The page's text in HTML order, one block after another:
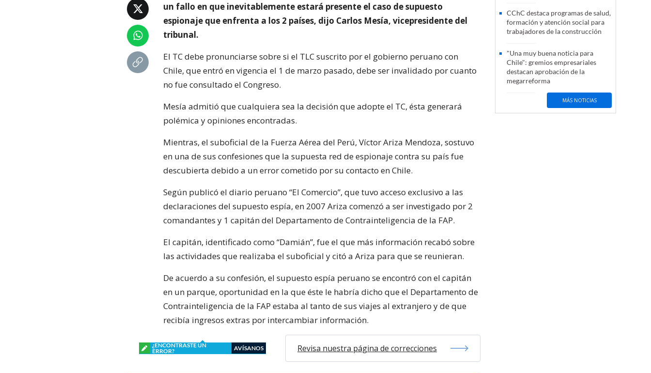
un fallo en que inevitablemente estará presente el caso de supuesto
espionaje que enfrenta a los 2 países, dijo Carlos Mesía, vicepresidente del
tribunal.
El TC debe pronunciarse sobre si el TLC suscrito por el gobierno peruano con
Chile, que entró en vigencia el 1 de marzo pasado, debe ser invalidado por cuanto
no fue consultado el Congreso.
Mesía admitió que cualquiera sea la decisión que adopte el TC, ésta generará
polémica y opiniones encontradas.
Mientras, el suboficial de la Fuerza Aérea del Perú, Víctor Ariza Mendoza, sostuvo
en una de sus confesiones que la supuesta red de espionaje contra su país fue
descubierta debido a un error cometido por su contacto en Chile.
Según publicó el diario peruano “El Comercio”, que tuvo acceso exclusivo a las
declaraciones del supuesto espía, en 2007 Ariza comenzó a ser investigado por 2
comandantes y 1 capitán del Departamento de Contrainteligencia de la FAP.
El capitán, identificado como “Damián”, fue el que más información recabó sobre
las actividades que realizaba el suboficial y citó a Ariza para que se reunieran.
De acuerdo a su confesión, el supuesto espía peruano se encontró con el capitán
en un parque, oportunidad en la que éste le habría dicho que el Departamento de
Contrainteligencia de la FAP estaba al tanto de sus viajes al extranjero y de que
recibía ingresos extras por intercambiar información.
¿ENCONTRASTE UN
ERROR?
AVÍSANOS Revisa nuestra página de correcciones
CChC destaca programas de salud,
formación y atención social para
trabajadores de la construcción
"Una muy buena noticia para
Chile": gremios empresariales
destacan aprobación de la
megarreforma
MÁS NOTICIAS